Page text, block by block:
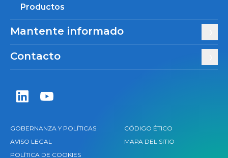
Zentiva LinkedIn
Zentiva YouTube
Productos
Mantente informado
Contacto
GOBERNANZA Y POLÍTICAS
AVISO LEGAL
POLÍTICA DE COOKIES
CÓDIGO ÉTICO
MAPA DEL SITIO